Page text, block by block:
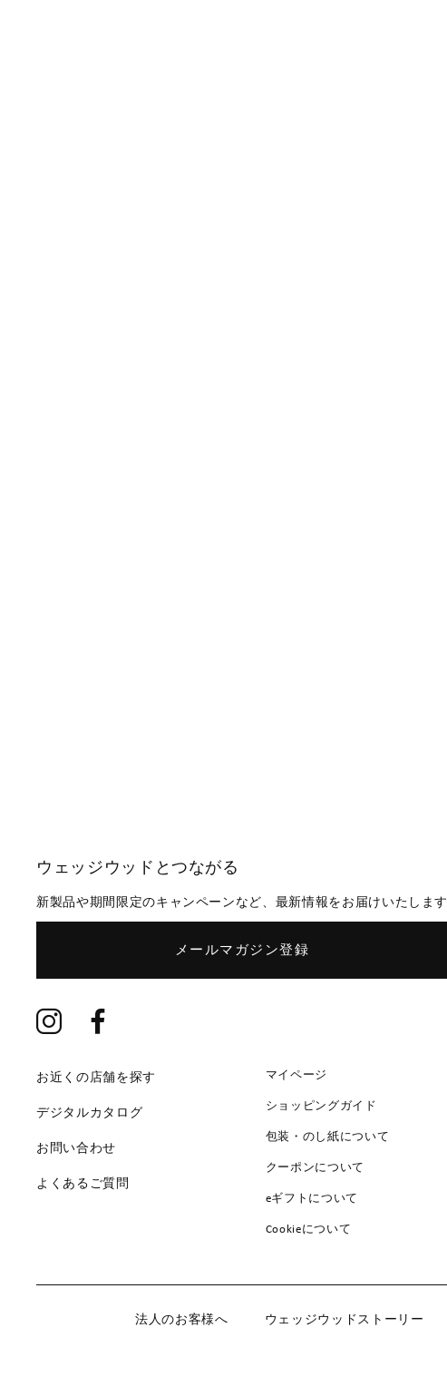
ウェッジウッドとつながる
新製品や期間限定のキャンペーンなど、最新情報をお届けいたします
メールマガジン登録
お近くの店舗を探す
デジタルカタログ
お問い合わせ
よくあるご質問
マイページ
ショッピングガイド
包装・のし紙について
クーポンについて
eギフトについて
Cookieについて
法人のお客様へ ウェッジウッドストーリー